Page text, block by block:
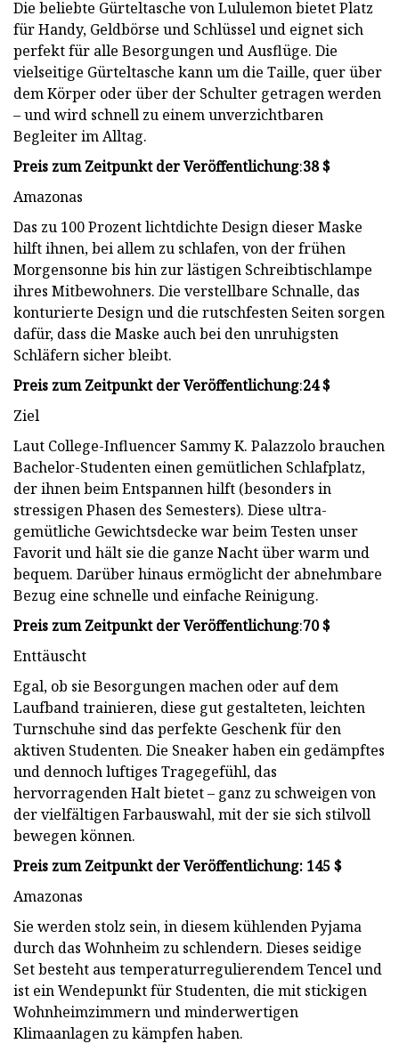
Die beliebte Gürteltasche von Lululemon bietet Platz
für Handy, Geldbörse und Schlüssel und eignet sich
perfekt für alle Besorgungen und Ausflüge. Die
vielseitige Gürteltasche kann um die Taille, quer über
dem Körper oder über der Schulter getragen werden
– und wird schnell zu einem unverzichtbaren
Begleiter im Alltag.
Preis zum Zeitpunkt der Veröffentlichung:38 $
Amazonas
Das zu 100 Prozent lichtdichte Design dieser Maske
hilft ihnen, bei allem zu schlafen, von der frühen
Morgensonne bis hin zur lästigen Schreibtischlampe
ihres Mitbewohners. Die verstellbare Schnalle, das
konturierte Design und die rutschfesten Seiten sorgen
dafür, dass die Maske auch bei den unruhigsten
Schläfern sicher bleibt.
Preis zum Zeitpunkt der Veröffentlichung:24 $
Ziel
Laut College-Influencer Sammy K. Palazzolo brauchen
Bachelor-Studenten einen gemütlichen Schlafplatz,
der ihnen beim Entspannen hilft (besonders in
stressigen Phasen des Semesters). Diese ultra-
gemütliche Gewichtsdecke war beim Testen unser
Favorit und hält sie die ganze Nacht über warm und
bequem. Darüber hinaus ermöglicht der abnehmbare
Bezug eine schnelle und einfache Reinigung.
Preis zum Zeitpunkt der Veröffentlichung:70 $
Enttäuscht
Egal, ob sie Besorgungen machen oder auf dem
Laufband trainieren, diese gut gestalteten, leichten
Turnschuhe sind das perfekte Geschenk für den
aktiven Studenten. Die Sneaker haben ein gedämpftes
und dennoch luftiges Tragegefühl, das
hervorragenden Halt bietet – ganz zu schweigen von
der vielfältigen Farbauswahl, mit der sie sich stilvoll
bewegen können.
Preis zum Zeitpunkt der Veröffentlichung: 145 $
Amazonas
Sie werden stolz sein, in diesem kühlenden Pyjama
durch das Wohnheim zu schlendern. Dieses seidige
Set besteht aus temperaturregulierendem Tencel und
ist ein Wendepunkt für Studenten, die mit stickigen
Wohnheimzimmern und minderwertigen
Klimaanlagen zu kämpfen haben.